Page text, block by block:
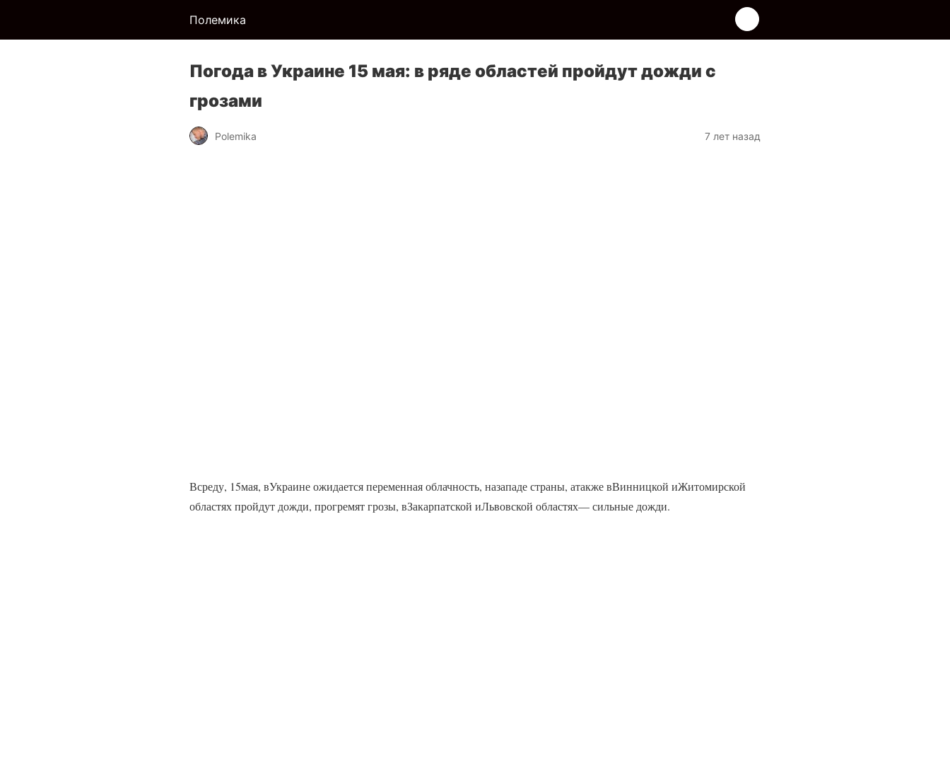
Полемика
Погода в Украине 15 мая: в ряде областей пройдут дожди с
грозами
Polemika 7 лет назад
Всреду, 15мая, вУкраине ожидается переменная облачность, назападе страны, атакже вВинницкой иЖитомирской
областях пройдут дожди, прогремят грозы, вЗакарпатской иЛьвовской областях— сильные дожди.